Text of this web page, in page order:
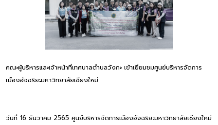
คณะผู้บริหารและเจ้าหน้าที่เทศบาลตำบลวังกะ เข้าเยี่ยมชมศูนย์บริหารจัดการ
เมืองอัจฉริยะมหาวิทยาลัยเชียงใหม่
วันที่ 16 ธันวาคม 2565 ศูนย์บริหารจัดการเมืองอัจฉริยะมหาวิทยาลัยเชียงใหม่